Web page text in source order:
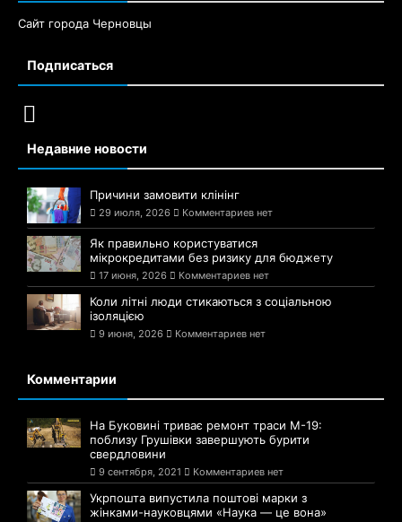
Сайт города Черновцы
Подписаться
Недавние новости
Причини замовити клінінг
29 июля, 2026 Комментариев нет
Як правильно користуватися
мікрокредитами без ризику для бюджету
17 июня, 2026 Комментариев нет
Коли літні люди стикаються з соціальною
ізоляцією
9 июня, 2026 Комментариев нет
Комментарии
На Буковині триває ремонт траси М-19:
поблизу Грушівки завершують бурити
свердловини
9 сентября, 2021 Комментариев нет
Укрпошта випустила поштові марки з
жінками-науковцями «Наука — це вона»